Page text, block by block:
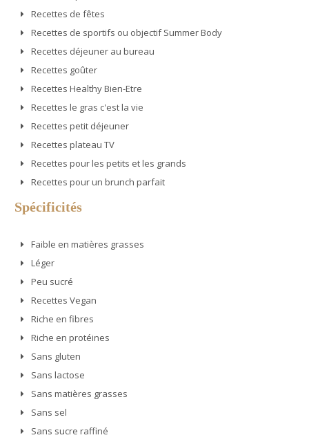
Recettes de fêtes
Recettes de sportifs ou objectif Summer Body
Recettes déjeuner au bureau
Recettes goûter
Recettes Healthy Bien-Etre
Recettes le gras c'est la vie
Recettes petit déjeuner
Recettes plateau TV
Recettes pour les petits et les grands
Recettes pour un brunch parfait
Spécificités
Faible en matières grasses
Léger
Peu sucré
Recettes Vegan
Riche en fibres
Riche en protéines
Sans gluten
Sans lactose
Sans matières grasses
Sans sel
Sans sucre raffiné